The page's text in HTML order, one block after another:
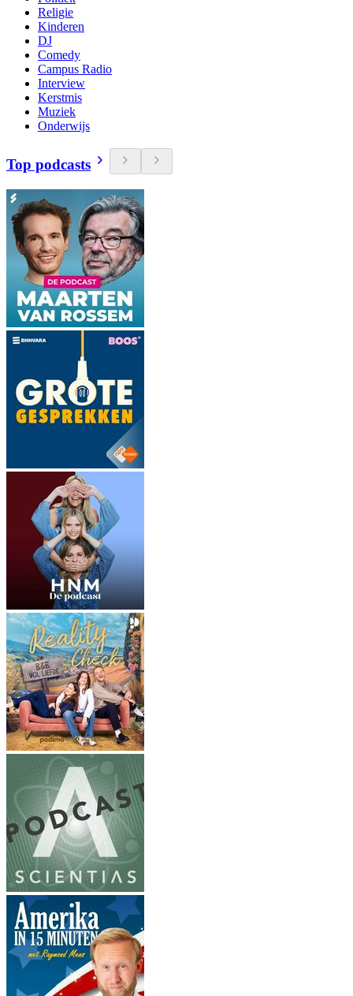
Religie
Kinderen
DJ
Comedy
Campus Radio
Interview
Kerstmis
Muziek
Onderwijs
Top podcasts